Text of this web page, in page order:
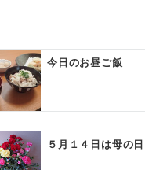
今日のお昼ご飯
５月１４日は母の